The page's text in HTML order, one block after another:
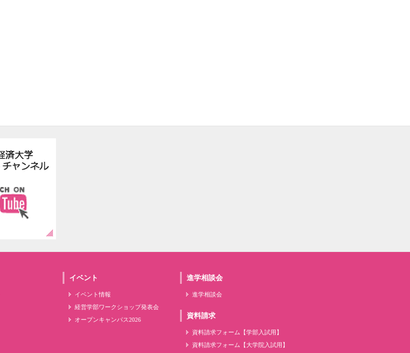
イベント
イベント情報
経営学部ワークショップ発表会
オープンキャンパス2026
進学相談会
進学相談会
資料請求
資料請求フォーム【学部入試用】
資料請求フォーム【大学院入試用】